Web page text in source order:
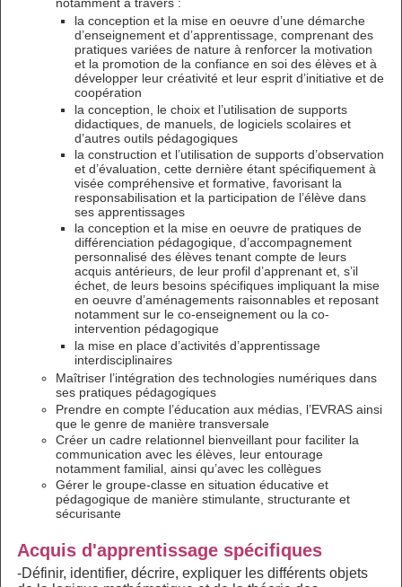
la conception et la mise en oeuvre d’une démarche
d’enseignement et d’apprentissage, comprenant des
pratiques variées de nature à renforcer la motivation
et la promotion de la confiance en soi des élèves et à
développer leur créativité et leur esprit d’initiative et de
coopération
la conception, le choix et l’utilisation de supports
didactiques, de manuels, de logiciels scolaires et
d’autres outils pédagogiques
la construction et l’utilisation de supports d’observation
et d’évaluation, cette dernière étant spécifiquement à
visée compréhensive et formative, favorisant la
responsabilisation et la participation de l’élève dans
ses apprentissages
la conception et la mise en oeuvre de pratiques de
différenciation pédagogique, d’accompagnement
personnalisé des élèves tenant compte de leurs
acquis antérieurs, de leur profil d’apprenant et, s’il
échet, de leurs besoins spécifiques impliquant la mise
en oeuvre d’aménagements raisonnables et reposant
notamment sur le co-enseignement ou la co-
intervention pédagogique
la mise en place d’activités d’apprentissage
interdisciplinaires
Maîtriser l’intégration des technologies numériques dans
ses pratiques pédagogiques
Prendre en compte l’éducation aux médias, l’EVRAS ainsi
que le genre de manière transversale
Créer un cadre relationnel bienveillant pour faciliter la
communication avec les élèves, leur entourage
notamment familial, ainsi qu’avec les collègues
Gérer le groupe-classe en situation éducative et
pédagogique de manière stimulante, structurante et
sécurisante
Acquis d'apprentissage spécifiques
-Définir, identifier, décrire, expliquer les différents objets